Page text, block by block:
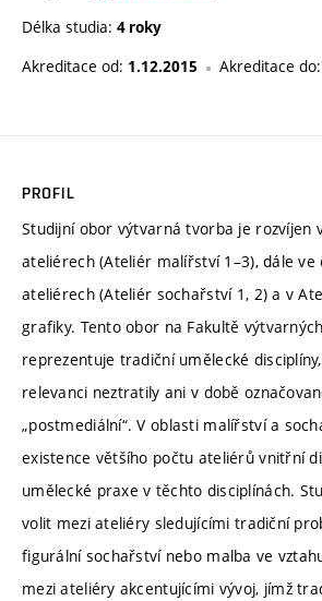
Délka studia: 4 roky
Akreditace od: 1.12.2015 Akreditace do:
PROFIL
Studijní obor výtvarná tvorba je rozvíjen
ateliérech (Ateliér malířství 1–3), dále ve
ateliérech (Ateliér sochařství 1, 2) a v
grafiky. Tento obor na Fakultě
reprezentuje tradiční umělecké
relevanci neztratily ani v době
„postmediální“. V oblasti malířství a
existence většího počtu ateliérů vnitřní
umělecké praxe v těchto disciplínách.
volit mezi ateliéry sledujícími tradiční
figurální sochařství nebo malba ve
mezi ateliéry akcentujícími vývoj, jímž